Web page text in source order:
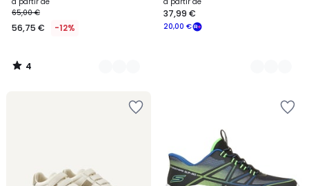
65,00 €
56,75 € -12%
4
/
20,00 €
37,99 €